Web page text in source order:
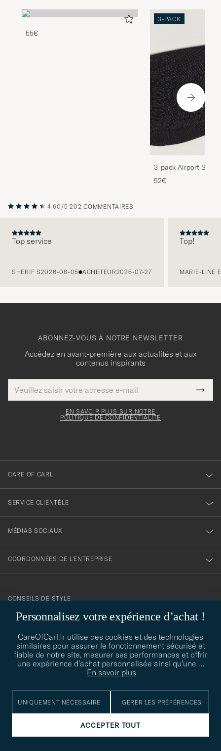
55€
3-PACK
3-pack Airport
Melange
52€
4.60/5 202 COMMENTAIRES
Top service
SHERIF S2026-08-05 ACHETEUR2026-07-27
Top!
MARIE-LINE
Personnalisez votre expérience d’achat !
CareOfCarl.fr utilise des cookies et des technologies
similaires pour assurer le fonctionnement sécurisé et
fiable de notre site, mesurer ses performances et offrir
une expérience d’achat personnalisée ainsi qu’une …
En savoir plus
UNIQUEMENT NÉCESSAIRE GÉRER LES PRÉFÉRENCES
ACCEPTER TOUT
ABONNEZ-VOUS À NOTRE NEWSLETTER
Accédez en avant-première aux actualités et aux
contenus inspirants
de
courrier
Merci
pour
EN SAVOIR PLUS SUR NOTRE
POLITIQUE DE CONFIDENTIALITÉ
CARE OF CARL
SERVICE CLIENTÈLE
MÉDIAS SOCIAUX
COORDONNÉES DE L'ENTREPRISE
CONSEILS DE STYLE
Besoin d'aide pour trouver votre style ? Laissez-nous vous guider,
CONSEILS DE STYLE
© Care of Carl 2026